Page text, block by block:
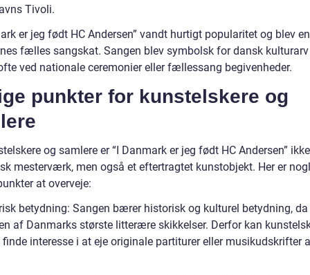
Tivoli.
er jeg født HC Andersen” vandt hurtigt popularitet og blev
fælles sangskat. Sangen blev symbolsk for dansk
ved nationale ceremonier eller fællessang begivenheder.
punkter for kunstelskere og
og samlere er “I Danmark er jeg født HC Andersen”
mesterværk, men også et eftertragtet kunstobjekt. Her er
at overveje:
betydning: Sangen bærer historisk og kulturel betydning, da
af Danmarks største litterære skikkelser. Derfor kan
finde interesse i at eje originale partiturer eller musikudskrifter